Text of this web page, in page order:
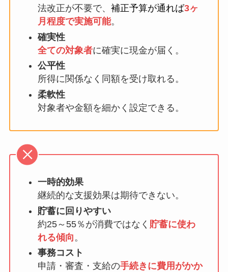
法改正が不要で、 補正予算が通れば3ヶ
月程度で実施可能。
確実性
全ての対象者に確実に現金が届く。
公平性
所得に関係なく同額を受け取れる。
柔軟性
対象者や金額を細かく設定できる。
一時的効果
継続的な支援効果は期待できない。
貯蓄に回りやすい
約25～55％が消費ではなく 貯蓄に使わ
れる傾向 。
事務コスト
申請・審査・支給の手続きに費用がかか